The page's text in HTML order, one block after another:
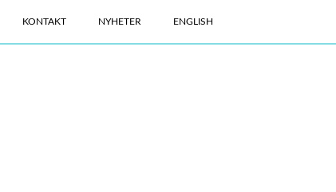
KONTAKT NYHETER ENGLISH